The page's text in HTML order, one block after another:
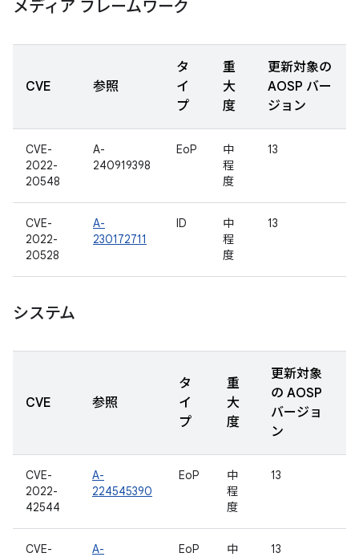
メディア フレームワーク
CVE 参照
タ
イ
プ
重
大
度
更新対象の
AOSP バー
ジョン
CVE-
2022-
20548
A-
240919398
EoP
中
程
度
13
CVE-
2022-
20528
A-
230172711
ID
中
程
度
13
システム
CVE 参照
タ
イ
プ
重
大
度
更新対象
の AOSP
バージョ
ン
CVE-
2022-
42544
A-
224545390
EoP
中
程
度
13
CVE-
A-
EoP
中
13